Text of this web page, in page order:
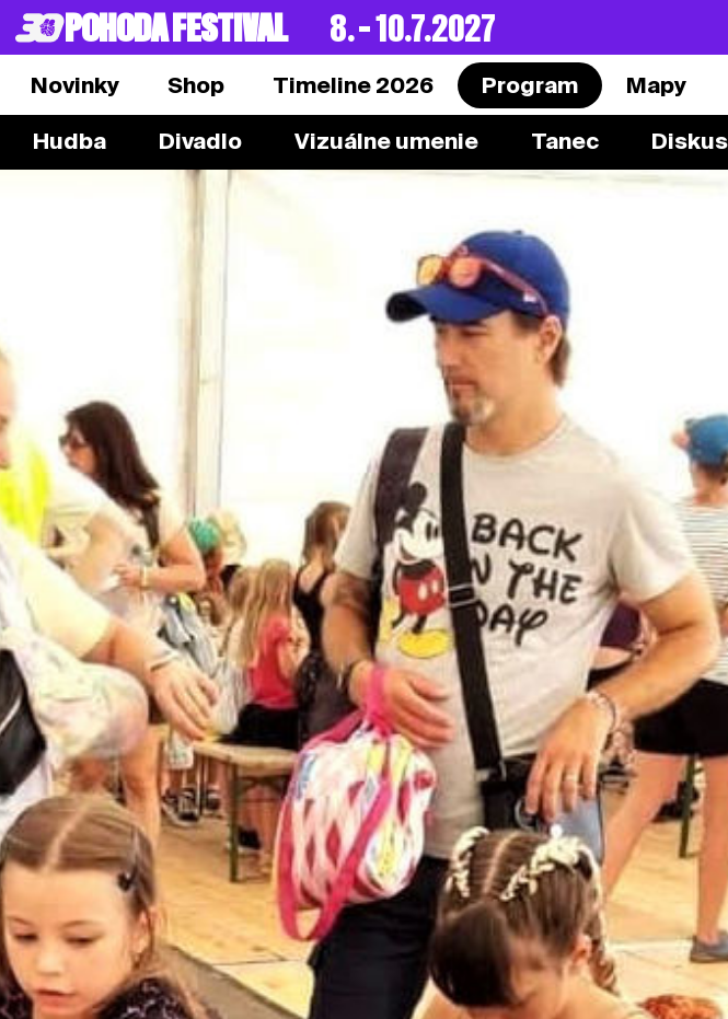
POHODA FESTIVAL 8. – 10.7.2027
Novinky Shop Timeline 2026 Program
Hudba Divadlo Vizuálne umenie Tanec
Mapy